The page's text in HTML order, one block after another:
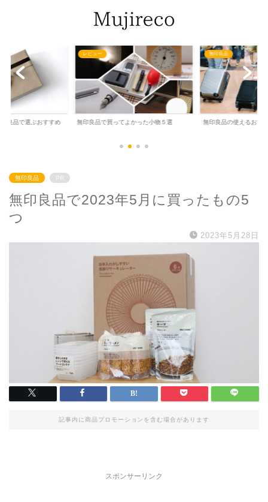
かった小物５選
無印良品
無印良品の使えるおすすめ旅行グッズ６選
文房具
無印良品で買えるおす
無印良品 PR
無印良品で2023年5月に買ったもの5
つ
2023年5月28日
記事内に商品プロモーションを含む場合があります
スポンサーリンク